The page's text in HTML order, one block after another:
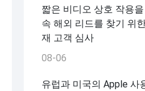
짧은 비디오 상호 작용
속 해외 리드를 찾기 위
재 고객 심사
08-06
유럽과 미국의 Apple 사